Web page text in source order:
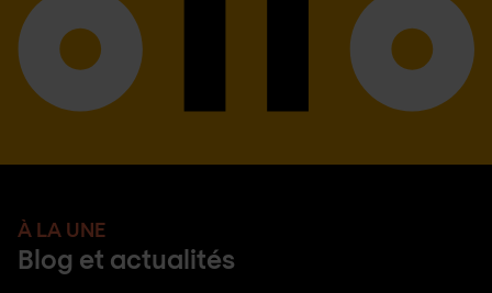
À LA UNE
Blog et actualités